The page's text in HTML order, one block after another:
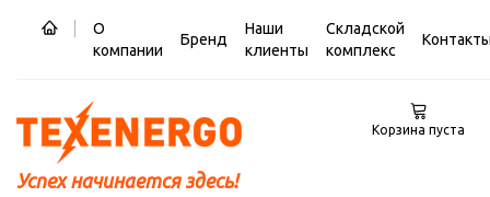
О
компании
Бренд
Наши
клиенты
Складской
комплекс
Успех начинается здесь!
Корзина пуста